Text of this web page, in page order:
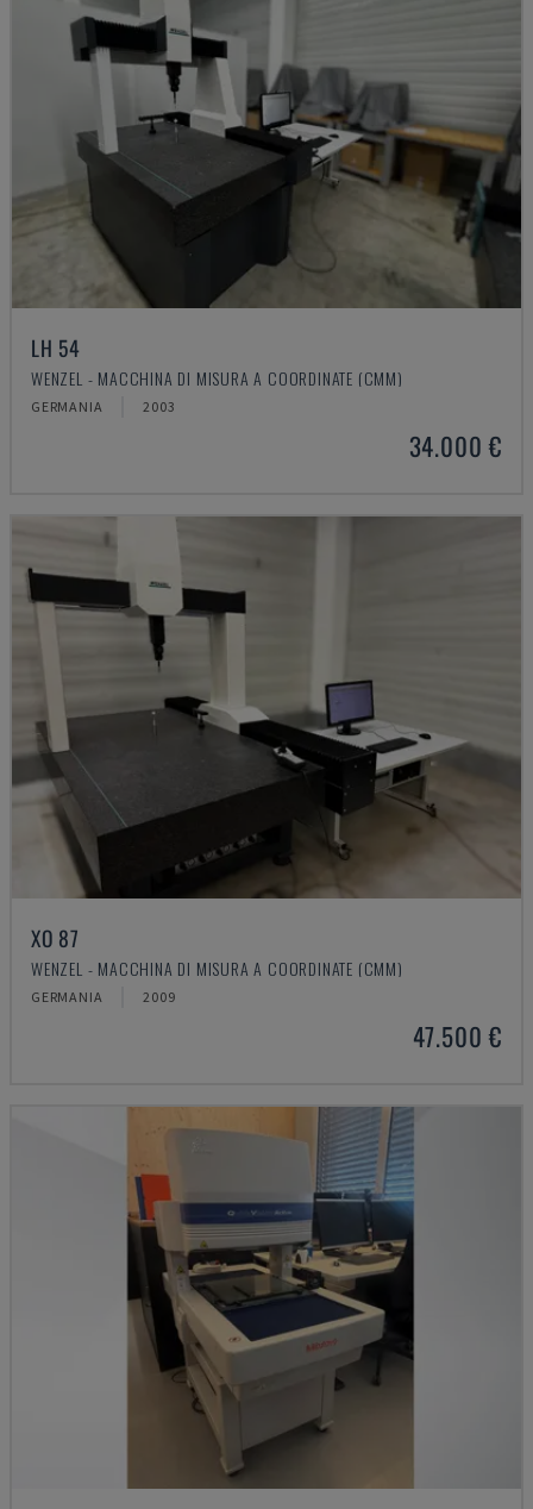
LH 54
WENZEL - MACCHINA DI MISURA A COORDINATE (CMM)
GERMANIA 2003
34.000 €
XO 87
WENZEL - MACCHINA DI MISURA A COORDINATE (CMM)
GERMANIA 2009
47.500 €